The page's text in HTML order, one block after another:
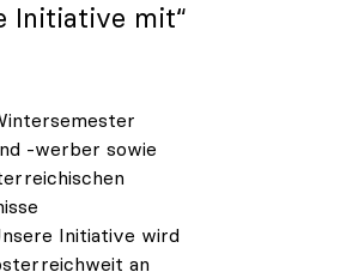
Initiative mit“
-werber sowie
Initiative wird
an